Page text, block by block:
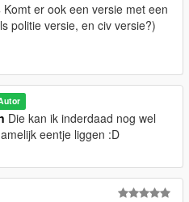
Komt er ook een versie met een
politie versie, en civ versie?)
Die kan ik inderdaad nog wel
eentje liggen :D